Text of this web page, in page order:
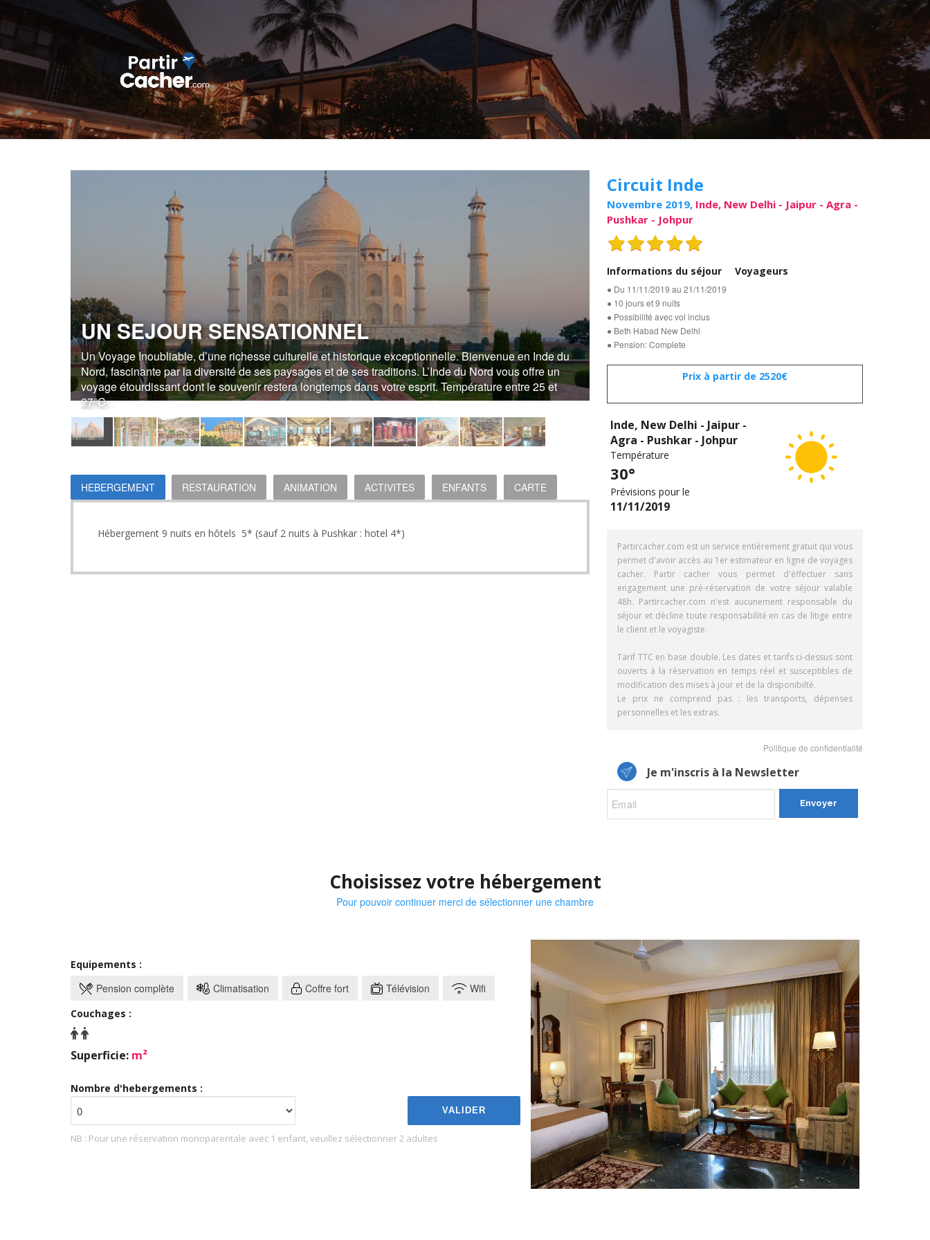
UN SEJOUR SENSATIONNEL
Un Voyage Inoubliable, d’une richesse culturelle et historique exceptionnelle. Bienvenue en Inde du
Nord, fascinante par la diversité de ses paysages et de ses traditions. L’Inde du Nord vous offre un
voyage étourdissant dont le souvenir restera longtemps dans votre esprit. Température entre 25 et
27°C .
HEBERGEMENT RESTAURATION ANIMATION ACTIVITES ENFANTS CARTE
Hébergement 9 nuits en hôtels 5* (sauf 2 nuits à Pushkar : hotel 4*)
Circuit Inde
Novembre 2019, Inde, New Delhi - Jaipur - Agra -
Pushkar - Johpur
Informations du séjour
● Du 11/11/2019 au 21/11/2019
● 10 jours et 9 nuits
● Possibilité avec vol inclus
● Beth Habad New Delhi
● Pension: Complete
Voyageurs
Prix à partir de 2520€
Inde, New Delhi - Jaipur -
Agra - Pushkar - Johpur
Température
30°
Prévisions pour le
11/11/2019
Partircacher.com est un service entièrement gratuit qui vous
permet d'avoir accès au 1er estimateur en ligne de voyages
cacher. Partir cacher vous permet d'éffectuer sans
engagement une pré-réservation de votre séjour valable
48h. Partircacher.com n'est aucunement responsable du
séjour et décline toute responsabilité en cas de litige entre
le client et le voyagiste.
Tarif TTC en base double. Les dates et tarifs ci-dessus sont
ouverts à la réservation en temps réel et susceptibles de
modification des mises à jour et de la disponibilté.
Le prix ne comprend pas : les transports, dépenses
personnelles et les extras.
Politique de confidentialité
Je m'inscris à la Newsletter
Envoyer
Choisissez votre hébergement
Pour pouvoir continuer merci de sélectionner une chambre
Equipements :
Pension complète Climatisation Coffre fort Télévision Wifi
Couchages :
Superficie: m²
Nombre d'hebergements :
VALIDER
NB : Pour une réservation monoparentale avec 1 enfant, veuillez sélectionner 2 adultes